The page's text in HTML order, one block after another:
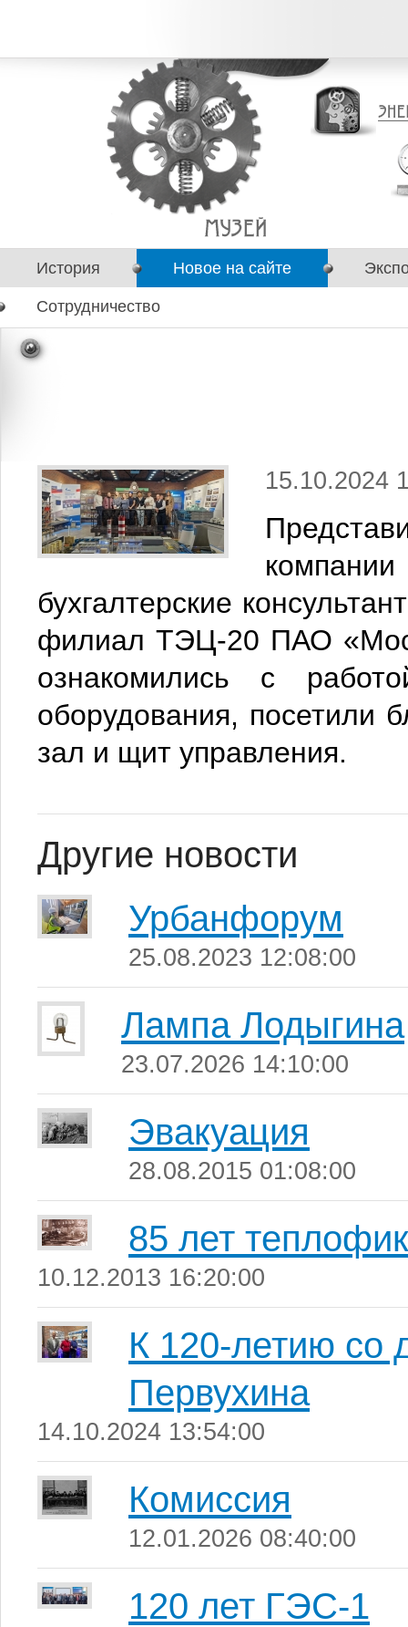
История Новое на сайте
Сотрудничество
15.10.2024
бухгалтерские
филиал ТЭЦ-20 ПАО
ознакомились с
оборудования, посетили
зал и щит управления.
Другие новости
Урбанфорум
25.08.2023 12:08:00
Лампа Лодыгина
23.07.2026 14:10:00
Эвакуация
28.08.2015 01:08:00
85 лет
10.12.2013 16:20:00
К 120-летию со
Первухина
14.10.2024 13:54:00
Комиссия
12.01.2026 08:40:00
120 лет ГЭС-1